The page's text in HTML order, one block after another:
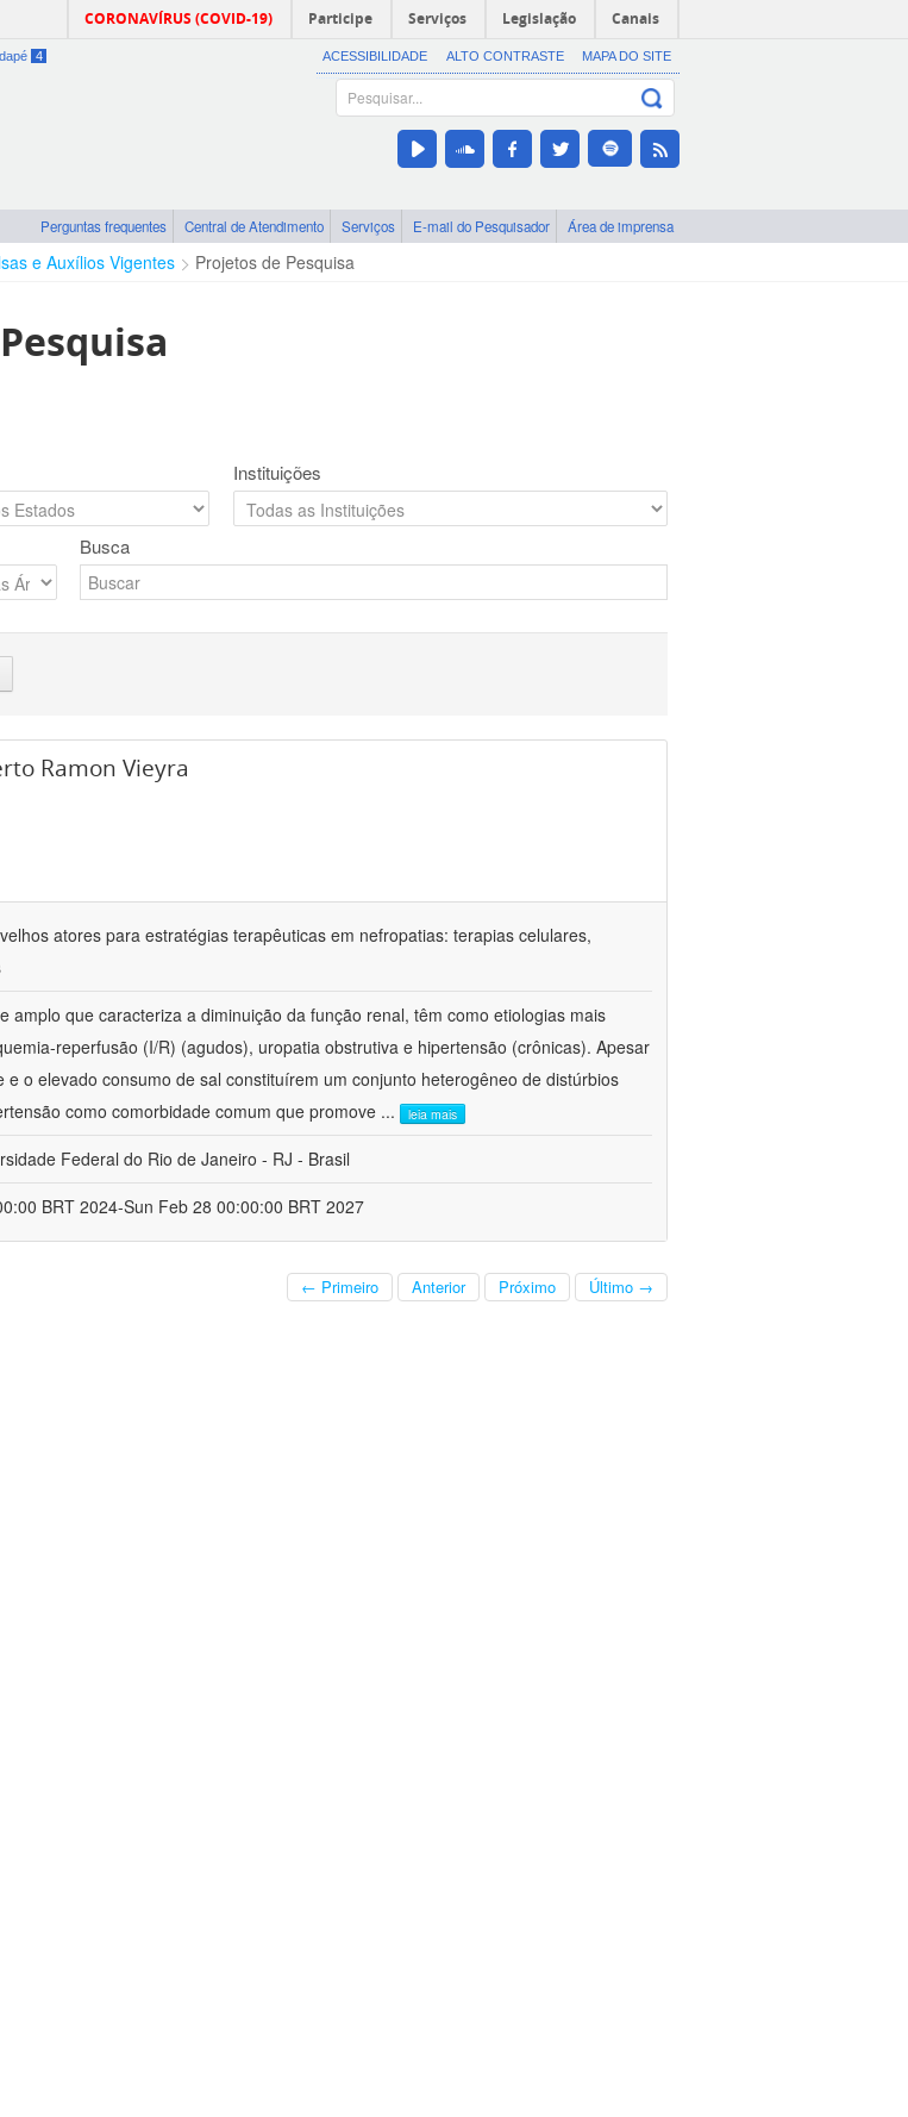
CORONAVÍRUS (COVID-19) Participe Serviços Legislação Canais
4 ACESSIBILIDADE ALTO CONTRASTE MAPA DO SITE
Perguntas frequentes Central de Atendimento Serviços E-mail do Pesquisador Área de imprensa
e Auxílios Vigentes Projetos de Pesquisa
Instituições
Busca
Ramon Vieyra
atores para estratégias terapêuticas em nefropatias: terapias celulares,
amplo que caracteriza a diminuição da função renal, têm como etiologias mais
reperfusão (I/R) (agudos), uropatia obstrutiva e hipertensão (crônicas). Apesar
e o elevado consumo de sal constituírem um conjunto heterogêneo de distúrbios
como comorbidade comum que promove ... leia mais
Federal do Rio de Janeiro - RJ - Brasil
BRT 2024-Sun Feb 28 00:00:00 BRT 2027
← Primeiro Anterior Próximo Último →